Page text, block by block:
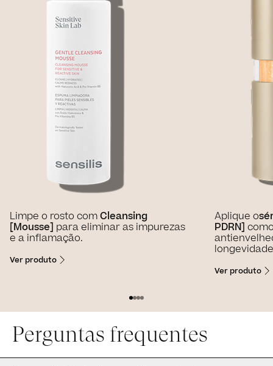
Limpe o rosto comCleansing
[Mousse] para eliminar as impurezas
e a inflamação.
Ver produto
Aplique o
PDRN]
Ver produto
Perguntas frequentes